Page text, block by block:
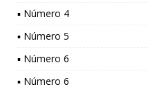
▪ Número 4
▪ Número 5
▪ Número 6
▪ Número 6